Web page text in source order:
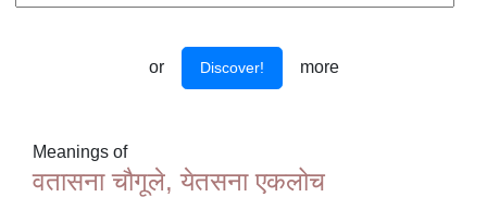
or Discover! more
Meanings of
वतासना चौगूले, येतसना एकलोच